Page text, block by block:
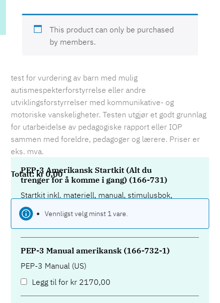
This product can only be purchased
by members.
test for vurdering av barn med mulig
autismespekterforstyrrelse eller andre
utviklingsforstyrrelser med kommunikative- og
motoriske vanskeligheter. Testen utgjør et godt grunnlag
for utarbeidelse av pedagogiske rapport eller IOP
sammen med foreldre, pedagoger og lærere. Priser er
eks. mva.
PEP-3 Amerikansk Startkit (Alt du
trenger for å komme i gang) (166-731)
Startkit inkl. materiell, manual, stimulusbok,
10 av hvert skjema.
PEP-3 Manual amerikansk (166-732-1)
PEP-3 Manual (US)
Legg til for kr 2170,00
kr 0,00
Vennligst velg minst 1 vare.